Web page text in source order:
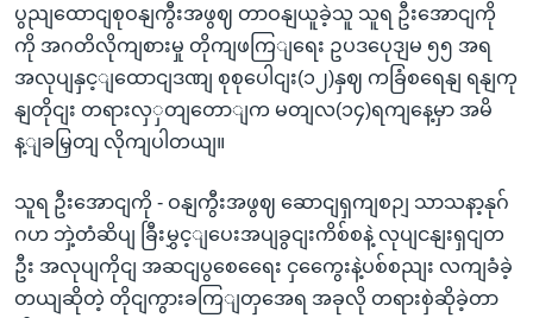
ပွညျထောငျစုဝနျကွီးအဖွဈ တာဝနျယူခဲ့သူ သူရ ဦးအောငျကို
ကို အဂတိလိုကျစားမှု တိုကျဖကြျရေး ဥပဒပေုဒျမ ၅၅ အရ
အလုပျနှင့ျထောငျဒဏျ စုစုပေါငျး(၁၂)နှဈ ကခြံစရေနျ ရနျကု
နျတိုငျး တရားလှှတျတောျက မတျလ(၁၄)ရကျနေ့မှာ အမိ
န့ျခမြှတျ လိုကျပါတယျ။
သူရ ဦးအောငျကို - ဝနျကွီးအဖွဈ ဆောငျရှကျစဉျ သာသနာ့နုဂ်
ဂဟ ဘှဲ့တံဆိပျ ခြီးမွှင့ျပေးအပျခွငျးကိစ်စနဲ့ လုပျငနျးရှငျတ
ဦး အလုပျကိုငျ အဆငျပွစေရေေး ငှကွေေးနဲ့ပစ်စညျး လကျခံခဲ့
တယျဆိုတဲ့ တိုငျကွားခကြျတှအေရ အခုလို တရားစှဲဆိုခဲ့တာ